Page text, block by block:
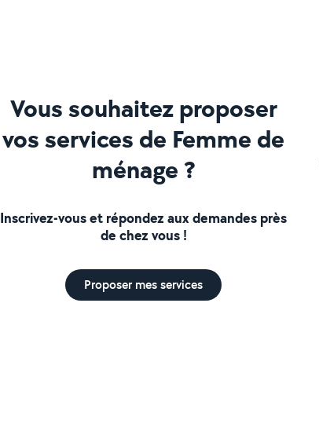
Vous souhaitez proposer
vos services de Femme de
ménage ?
Inscrivez-vous et répondez aux demandes près
de chez vous !
Proposer mes services